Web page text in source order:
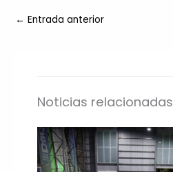
← Entrada anterior
Noticias relacionadas